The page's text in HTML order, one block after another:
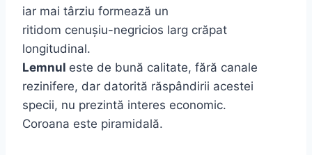
iar mai târziu formează un
ritidom cenuşiu-negricios larg crăpat
longitudinal.
Lemnul este de bună calitate, fără canale
rezinifere, dar datorită răspândirii acestei
specii, nu prezintă interes economic.
Coroana este piramidală.